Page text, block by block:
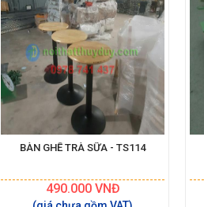
BÀN GHẾ TRÀ SỮA - TS114
490.000VNĐ